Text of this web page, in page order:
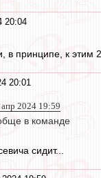
20:04
в принципе, к
20:01
2024 19:59
в команде
сидит...